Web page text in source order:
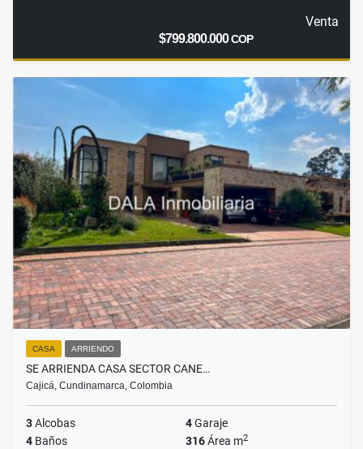
Venta
$799.800.000COP
CASA ARRIENDO
SE ARRIENDA CASA SECTOR CANE…
Cajicá, Cundinamarca, Colombia
3Alcobas 4Garaje
4 Baños 316Área m2